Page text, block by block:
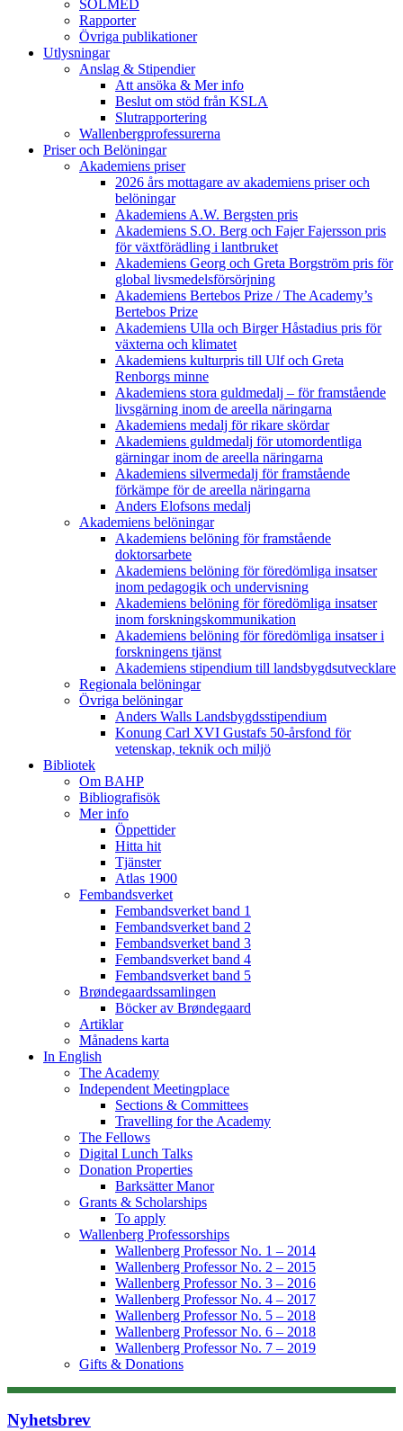
SOLMED
Rapporter
Övriga publikationer
Utlysningar
Anslag & Stipendier
Att ansöka & Mer info
Beslut om stöd från KSLA
Slutrapportering
Wallenbergprofessurerna
Priser och Belöningar
Akademiens priser
2026 års mottagare av akademiens priser och
belöningar
Akademiens A.W. Bergsten pris
Akademiens S.O. Berg och Fajer Fajersson pris
för växtförädling i lantbruket
Akademiens Georg och Greta Borgström pris för
global livsmedelsförsörjning
Akademiens Bertebos Prize / The Academy’s
Bertebos Prize
Akademiens Ulla och Birger Håstadius pris för
växterna och klimatet
Akademiens kulturpris till Ulf och Greta
Renborgs minne
Akademiens stora guldmedalj – för framstående
livsgärning inom de areella näringarna
Akademiens medalj för rikare skördar
Akademiens guldmedalj för utomordentliga
gärningar inom de areella näringarna
Akademiens silvermedalj för framstående
förkämpe för de areella näringarna
Anders Elofsons medalj
Akademiens belöningar
Akademiens belöning för framstående
doktorsarbete
Akademiens belöning för föredömliga insatser
inom pedagogik och undervisning
Akademiens belöning för föredömliga insatser
inom forskningskommunikation
Akademiens belöning för föredömliga insatser i
forskningens tjänst
Akademiens stipendium till landsbygdsutvecklare
Regionala belöningar
Övriga belöningar
Anders Walls Landsbygdsstipendium
Konung Carl XVI Gustafs 50-årsfond för
vetenskap, teknik och miljö
Bibliotek
Om BAHP
Bibliografisök
Mer info
Öppettider
Hitta hit
Tjänster
Atlas 1900
Fembandsverket
Fembandsverket band 1
Fembandsverket band 2
Fembandsverket band 3
Fembandsverket band 4
Fembandsverket band 5
Brøndegaardssamlingen
Böcker av Brøndegaard
Artiklar
Månadens karta
In English
The Academy
Independent Meetingplace
Sections & Committees
Travelling for the Academy
The Fellows
Digital Lunch Talks
Donation Properties
Barksätter Manor
Grants & Scholarships
To apply
Wallenberg Professorships
Wallenberg Professor No. 1 – 2014
Wallenberg Professor No. 2 – 2015
Wallenberg Professor No. 3 – 2016
Wallenberg Professor No. 4 – 2017
Wallenberg Professor No. 5 – 2018
Wallenberg Professor No. 6 – 2018
Wallenberg Professor No. 7 – 2019
Gifts & Donations
Nyhetsbrev